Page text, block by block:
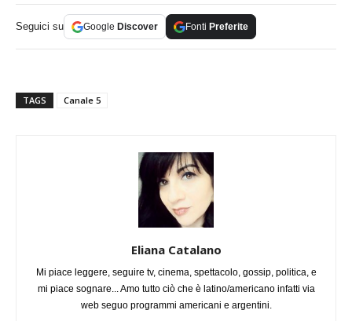
Seguici su Google Discover Fonti Preferite
TAGS Canale 5
Eliana Catalano
Mi piace leggere, seguire tv, cinema, spettacolo, gossip, politica, e
mi piace sognare... Amo tutto ciò che è latino/americano infatti via
web seguo programmi americani e argentini.